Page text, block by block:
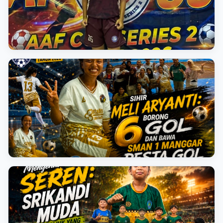
BERITA TERKINI
Cetak Hattrick dan 2 Assist, Tiara Jadi Bintang
Kemenangan Fantastis SMA Negeri 2 Tanjungpandan
📅 10 Agustus 2026
BERITA TERKINI
Sihir Meli Aryanti: Borong 6 Gol dan Bawa SMAN 1
Manggar Pesta Gol
📅 10 Agustus 2026